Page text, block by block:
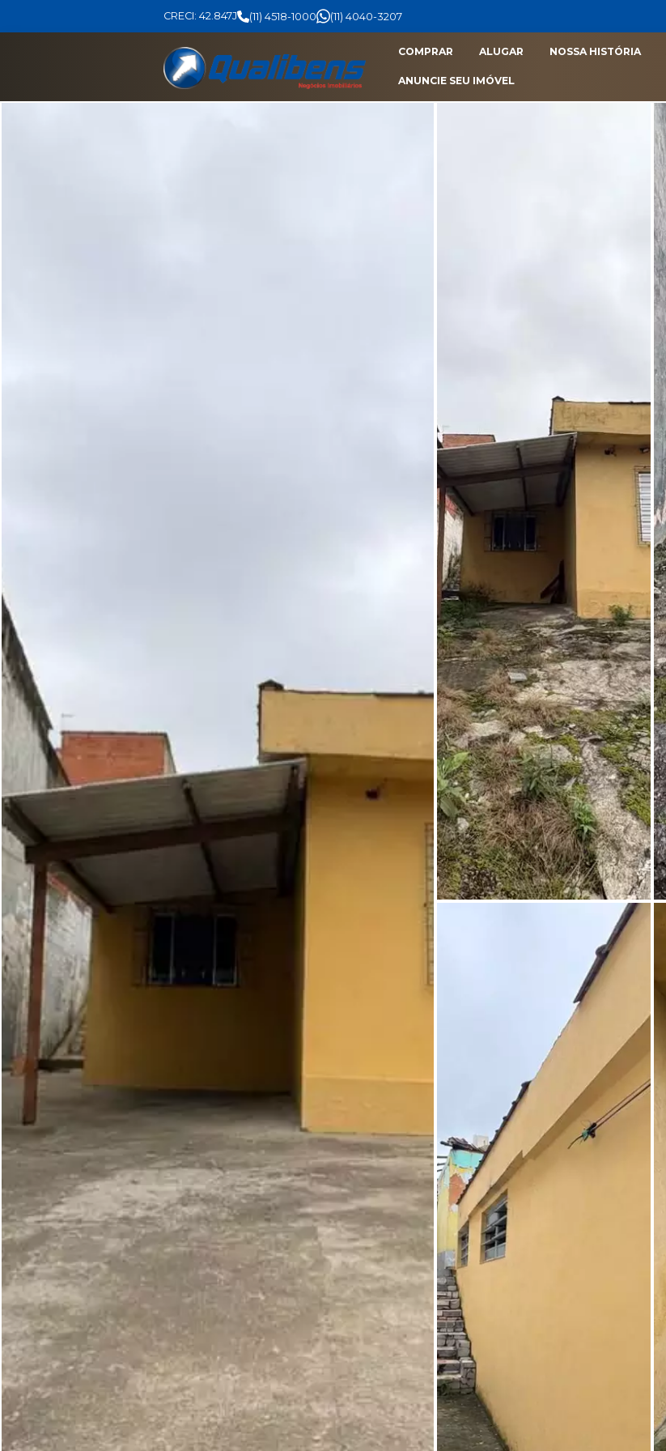
CRECI: 42.847J (11) 4518-1000 (11) 4040-3207
COMPRAR ALUGAR NOSSA HISTÓRIA
ANUNCIE SEU IMÓVEL